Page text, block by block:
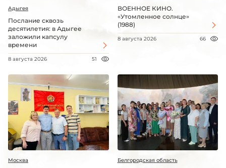
Адыгея
Послание сквозь
десятилетия: в Адыгее
заложили капсулу
времени
8 августа 2026 51
ВОЕННОЕ КИНО.
«Утомленное солнце»
(1988)
8 августа 2026 66
Москва Белгородская область